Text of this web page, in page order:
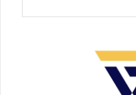
Solutions des